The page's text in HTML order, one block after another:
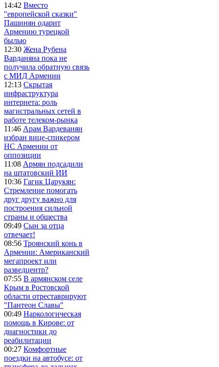
14:42 Вместо
"европейской сказки"
Пашинян одарит
Армению турецкой
былью
12:30 Жена Рубена
Варданяна пока не
получила обратную связь
с МИД Армении
12:13 Скрытая
инфраструктура
интернета: роль
магистральных сетей в
работе телеком-рынка
11:46 Арам Вардеванян
избран вице-спикером
НС Армении от
оппозиции
11:08 Армян подсадили
на штатовский ИИ
10:36 Гагик Царукян:
Стремление помогать
друг другу важно для
построения сильной
страны и общества
09:49 Сын за отца
отвечает!
08:56 Троянский конь в
Армении: Американский
мегапроект или
разведцентр?
07:55 В армянском селе
Крым в Ростовской
области отреставрируют
"Пантеон Славы"
00:49 Наркологическая
помощь в Кирове: от
диагностики до
реабилитации
00:27 Комфортные
поездки на автобусе: от